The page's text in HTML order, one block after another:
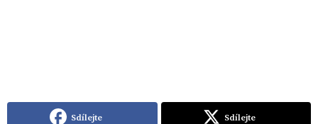
Sdílejte Sdílejte